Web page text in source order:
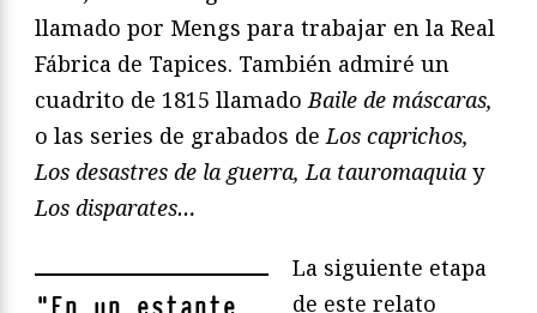
llamado por Mengs para trabajar en la Real
Fábrica de Tapices. También admiré un
cuadrito de 1815 llamadoBaile de máscaras,
o las series de grabados deLos caprichos,
Los desastres de la guerra, La tauromaquia y
Los disparates…
La siguiente etapa
de este relato